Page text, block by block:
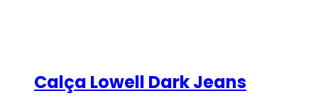
Calça Lowell Dark Jeans